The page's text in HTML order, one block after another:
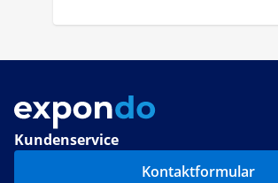
Kundenservice
Kontaktformular